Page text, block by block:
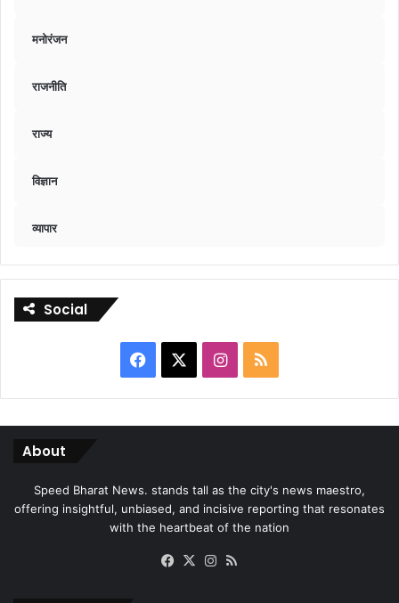
मनोरंजन
राजनीति
राज्य
विज्ञान
व्यापार
Social
Facebook Instagram
RSS
About
Speed Bharat News. stands tall as the city's news maestro,
offering insightful, unbiased, and incisive reporting that resonates
with the heartbeat of the nation
Facebook
X Instagram